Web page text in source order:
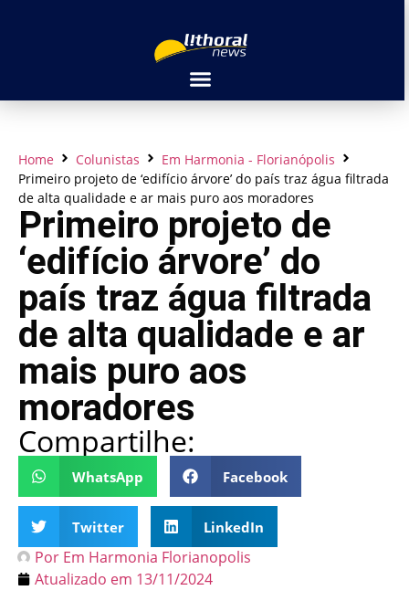
Home Colunistas
Em Harmonia - Florianópolis
Primeiro projeto de ‘edifício árvore’ do país traz água filtrada
de alta qualidade e ar mais puro aos moradores
Primeiro projeto de
‘edifício árvore’ do
país traz água filtrada
de alta qualidade e ar
mais puro aos
moradores
Compartilhe:
WhatsApp Facebook
Twitter LinkedIn
Por Em Harmonia Florianopolis
Atualizado em 13/11/2024